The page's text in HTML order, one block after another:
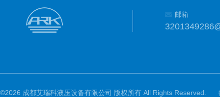
邮箱
©2026 成都艾瑞科液压设备有限公司 版权所有 All Rights Reserved.